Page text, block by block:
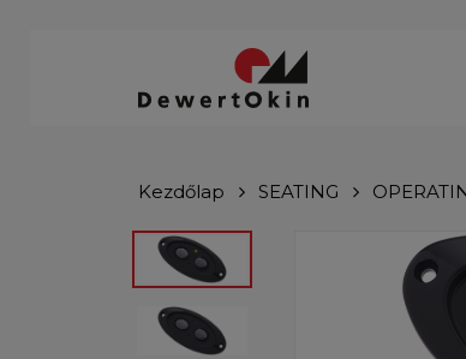
Kezdőlap SEATING